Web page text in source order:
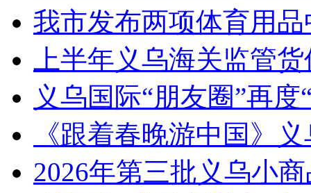
我市发布两项体育用
上半年义乌海关监管
义乌国际“朋友圈”再度
《跟着春晚游中国》
2026年第三批义乌小